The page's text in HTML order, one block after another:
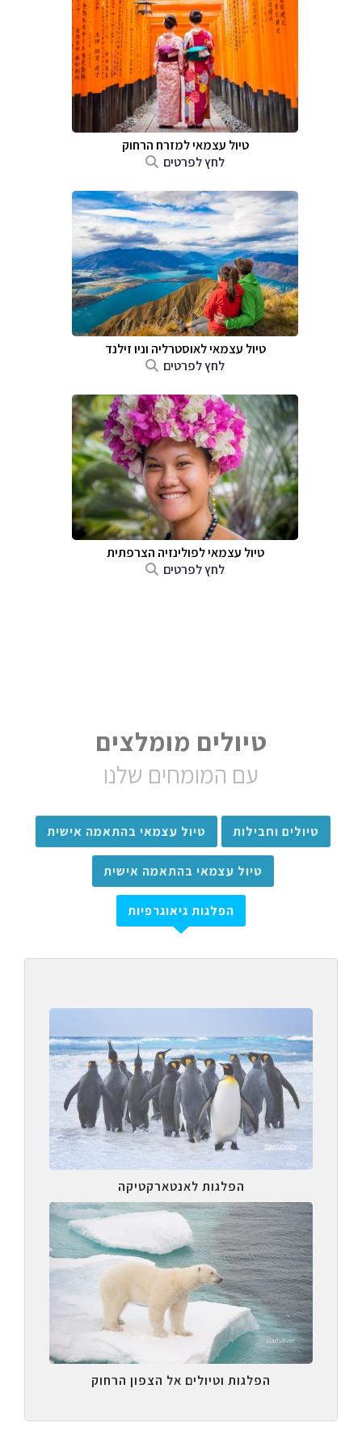
טיול עצמאי למזרח הרחוק
לחץ לפרטים
טיול עצמאי לאוסטרליה וניו זילנד
לחץ לפרטים
טיול עצמאי לפולינזיה הצרפתית
לחץ לפרטים
טיולים מומלצים
עם המומחים שלנו
טיולים וחבילות טיול עצמאי בהתאמה אישית
טיול עצמאי בהתאמה אישית
הפלגות גיאוגרפיות
הפלגות לאנטארקטיקה
הפלגות וטיולים אל הצפון הרחוק